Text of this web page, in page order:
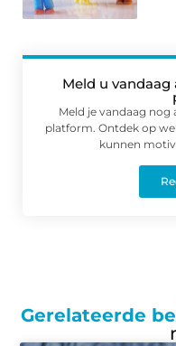
Meld u vandaag
Meld je vandaag nog
platform. Ontdek op
kunnen
Gerelateerde